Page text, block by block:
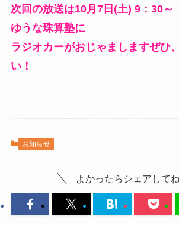
次回の放送は10月7日(土) 9：30～
ゆうな珠算塾に
ラジオカーがおじゃましますぜひ
い！
お知らせ
よかったらシェアしてね